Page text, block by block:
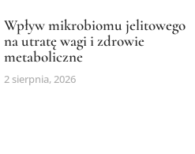
Wpływ mikrobiomu jelitowego
na utratę wagi i zdrowie
metaboliczne
2 sierpnia, 2026